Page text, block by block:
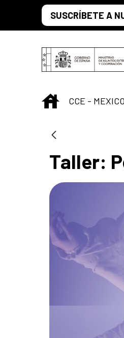
Saltar al contenido principal
SUSCRÍBETE A
INICIO
CCE - MEXICO
Taller: